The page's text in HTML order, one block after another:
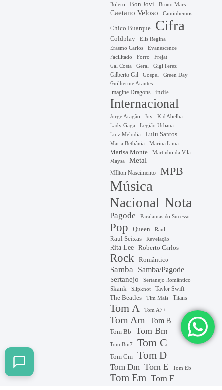
Bolero
Bon Jovi Bruno Mars
Caetano Veloso Caminhemos
Chico Buarque Cifra
Coldplay
Elis Regina
Erasmo Carlos
Evanescence
Facilitado
Forro Frejat
Gal Costa Geral Gigi Perez
Gilberto Gil Gospel Green Day
Guilherme Arantes
Imagine Dragons indie
Internacional
Jorge Aragão Joy Kid Abelha
Lady Gaga
Legião Urbana
Luiz Melodia
Lulu Santos
Maria Bethânia Marina Lima
Marisa Monte
Martinho da Vila
Maysa
Metal
MIlton Nascimento MPB
Música
Nacional Nota
Pagode Paralamas do Sucesso
Pop Queen Raul
Raul Seixas Revelação
Rita Lee Roberto Carlos
Rock Romântico
Samba
Samba/Pagode
Sertanejo
Sertanejo Romântico
Skank Slipknot Taylor Swift
The Beatles Tim Maia Titans
Tom A Tom A7+
Tom Am Tom B
Tom Bb Tom Bm
Tom Bm7 Tom C
Tom Cm Tom D
Tom Dm Tom E Tom Eb
Tom Em Tom F